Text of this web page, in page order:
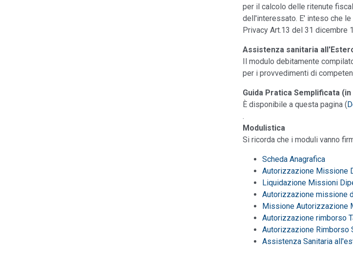
per il calcolo delle ritenute
dell'interessato. E' inteso che
Privacy Art.13 del 31 dicembre
Assistenza sanitaria
Il modulo debitamente
per i provvedimenti di
Guida Pratica Semplificata
È disponibile a questa pagina (
.
Modulistica
Si ricorda che i moduli vanno
Scheda Anagrafica
Autorizzazione Missione
Liquidazione Missioni
Autorizzazione missione
Missione Autorizzazione
Autorizzazione rimborso
Autorizzazione Rimborso
Assistenza Sanitaria